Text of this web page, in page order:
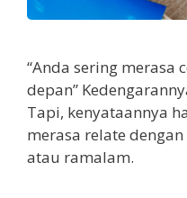
“Anda sering merasa
depan”
Tapi, kenyataannya
merasa relate
atau ramalam.